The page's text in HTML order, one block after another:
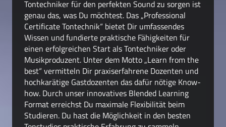
Tontechniker für den perfekten Sound zu sorgen ist
genau das, was Du möchtest. Das „Professional
Certificate Tontechnik“ bietet Dir umfassendes
Wissen und fundierte praktische Fähigkeiten für
einen erfolgreichen Start als Tontechniker oder
Musikproduzent. Unter dem Motto „Learn from the
best“ vermitteln Dir praxiserfahrene Dozenten und
hochkarätige Gastdozenten das dafür nötige Know-
how. Durch unser innovatives Blended Learning
Format erreichst Du maximale Flexibilität beim
Studieren. Du hast die Möglichkeit in den besten